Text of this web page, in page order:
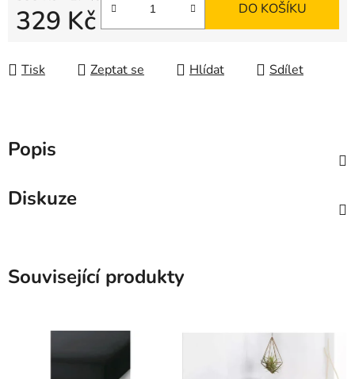
329 Kč DO KOŠÍKU
Tisk Zeptat se Hlídat Sdílet
Popis
Diskuze
Související produkty